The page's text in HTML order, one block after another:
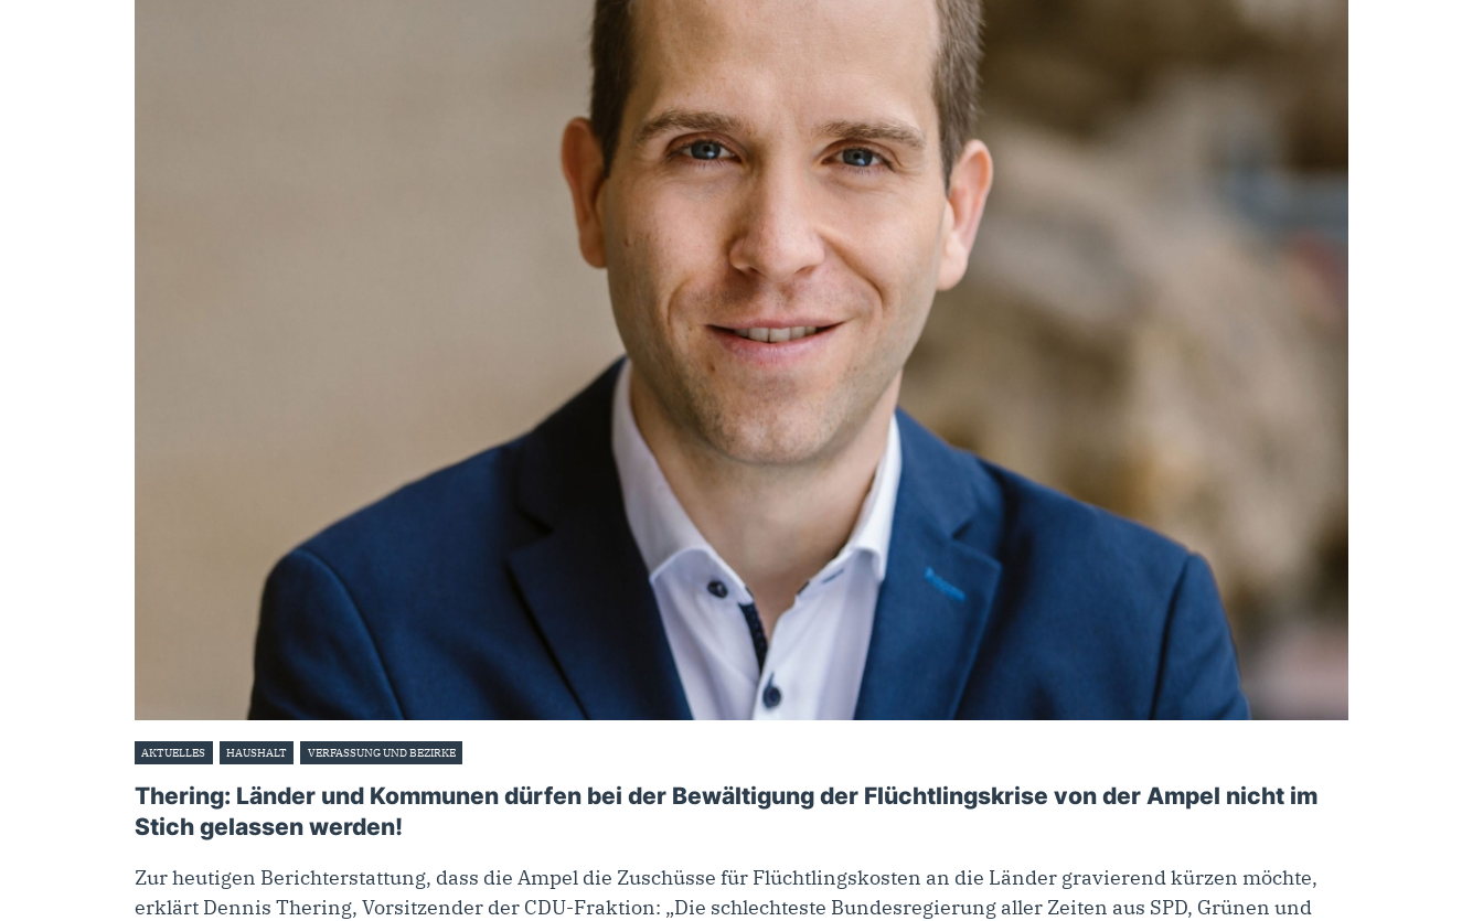
AKTUELLES HAUSHALT VERFASSUNG UND BEZIRKE
Thering: Länder und Kommunen dürfen bei der Bewältigung der Flüchtlingskrise von der Ampel nicht im
Stich gelassen werden!
Zur heutigen Berichterstattung, dass die Ampel die Zuschüsse für Flüchtlingskosten an die Länder gravierend kürzen möchte,
erklärt Dennis Thering, Vorsitzender der CDU-Fraktion: „Die schlechteste Bundesregierung aller Zeiten aus SPD, Grünen und